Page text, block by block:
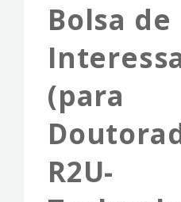
INDUSTRIAL PARTNERSHIP
ADVANCED TRAINING
EVENTS & NEWS
Bolsa de
(para
R2U-